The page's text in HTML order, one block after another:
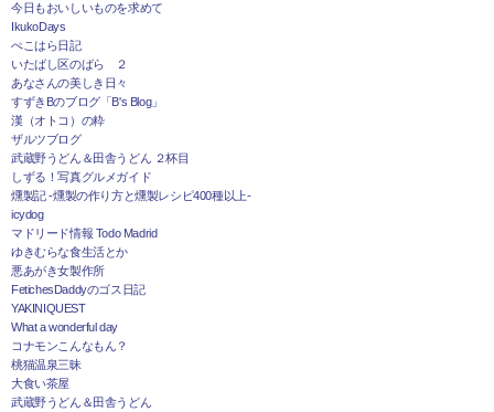
今日もおいしいものを求めて
IkukoDays
ぺこはら日記
いたばし区のばら ２
あなさんの美しき日々
すずきBのブログ「B's Blog」
漢（オトコ）の粋
ザルツブログ
武蔵野うどん＆田舎うどん ２杯目
しずる！写真グルメガイド
燻製記 -燻製の作り方と燻製レシピ400種以上-
icydog
マドリード情報 Todo Madrid
ゆきむらな食生活とか
悪あがき女製作所
FetichesDaddyのゴス日記
YAKINIQUEST
What a wonderful day
コナモンこんなもん？
桃猫温泉三昧
大食い茶屋
武蔵野うどん＆田舎うどん